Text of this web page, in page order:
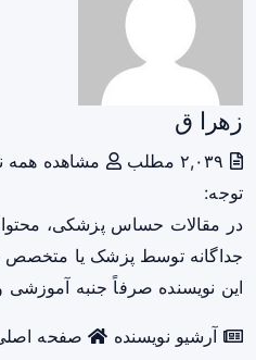
زهرا ق
مشاهده همه
توجه:
در مقالات حساس پزشکی،
جداگانه توسط پزشک یا متخصص
این نویسنده صرفاً جنبه آموزشی
آرشیو نویسنده صفحه